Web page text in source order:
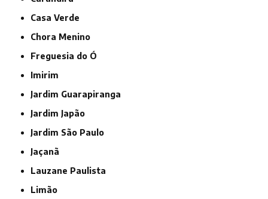
Casa Verde
Chora Menino
Freguesia do Ó
Imirim
Jardim Guarapiranga
Jardim Japão
Jardim São Paulo
Jaçanã
Lauzane Paulista
Limão